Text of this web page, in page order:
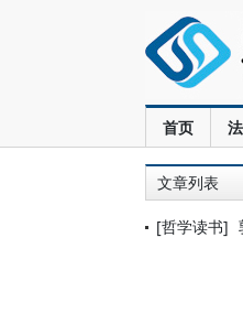
首页
文章列表
[哲学读书]